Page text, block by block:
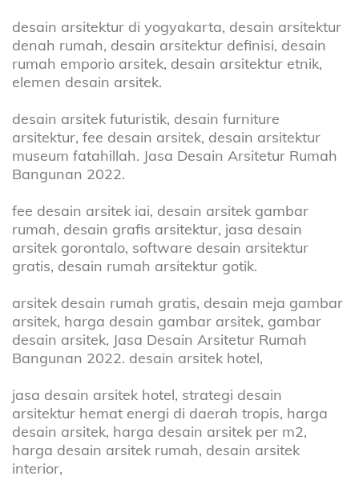
desain arsitektur di yogyakarta, desain arsitektur
denah rumah, desain arsitektur definisi, desain
rumah emporio arsitek, desain arsitektur etnik,
elemen desain arsitek.
desain arsitek futuristik, desain furniture
arsitektur, fee desain arsitek, desain arsitektur
museum fatahillah. Jasa Desain Arsitetur Rumah
Bangunan 2022.
fee desain arsitek iai, desain arsitek gambar
rumah, desain grafis arsitektur, jasa desain
arsitek gorontalo, software desain arsitektur
gratis, desain rumah arsitektur gotik.
arsitek desain rumah gratis, desain meja gambar
arsitek, harga desain gambar arsitek, gambar
desain arsitek, Jasa Desain Arsitetur Rumah
Bangunan 2022. desain arsitek hotel,
jasa desain arsitek hotel, strategi desain
arsitektur hemat energi di daerah tropis, harga
desain arsitek, harga desain arsitek per m2,
harga desain arsitek rumah, desain arsitek
interior,